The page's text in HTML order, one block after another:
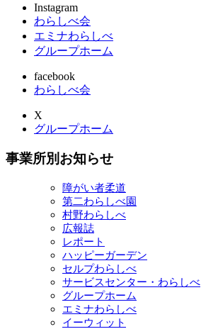
Instagram
わらしべ会
エミナわらしべ
グループホーム
facebook
わらしべ会
X
グループホーム
事業所別お知らせ
障がい者柔道
第二わらしべ園
村野わらしべ
広報誌
レポート
ハッピーガーデン
セルプわらしべ
サービスセンター・わらしべ
グループホーム
エミナわらしべ
イーウィット